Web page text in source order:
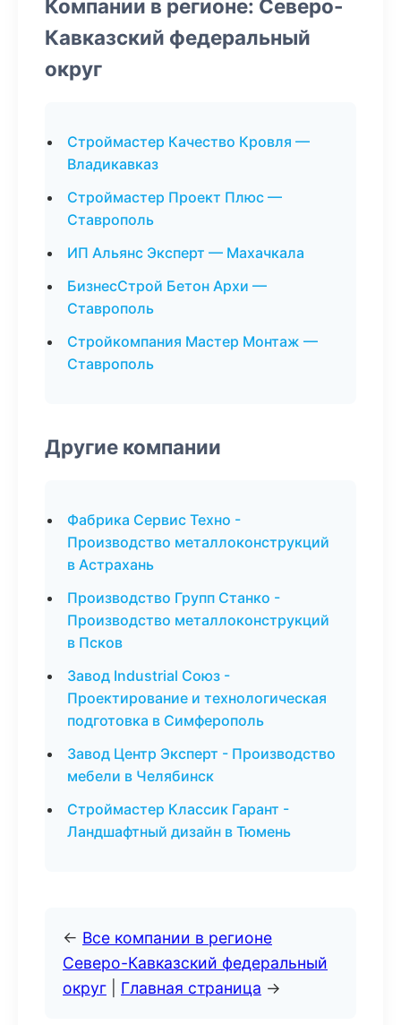
Компании в регионе: Северо-
Кавказский федеральный
округ
Строймастер Качество Кровля —
Владикавказ
Строймастер Проект Плюс —
Ставрополь
ИП Альянс Эксперт — Махачкала
БизнесСтрой Бетон Архи —
Ставрополь
Стройкомпания Мастер Монтаж —
Ставрополь
Другие компании
Фабрика Сервис Техно -
Производство металлоконструкций
в Астрахань
Производство Групп Станко -
Производство металлоконструкций
в Псков
Завод Industrial Союз -
Проектирование и технологическая
подготовка в Симферополь
Завод Центр Эксперт - Производство
мебели в Челябинск
Строймастер Классик Гарант -
Ландшафтный дизайн в Тюмень
← Все компании в регионе
Северо-Кавказский федеральный
округ
Главная страница →